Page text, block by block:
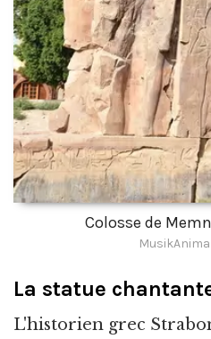
Colosse de
La statue
L'historien grec